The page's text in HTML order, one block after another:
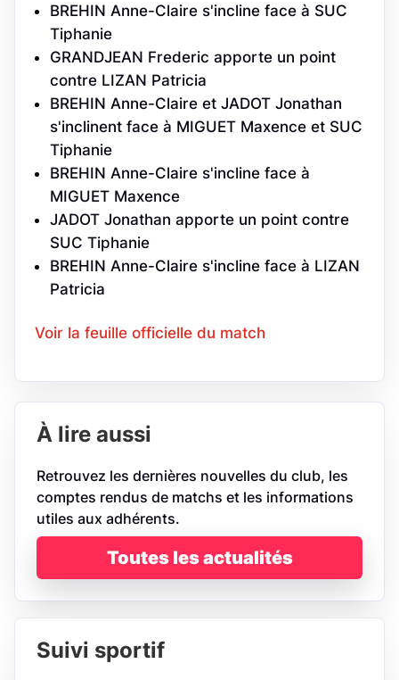
BREHIN Anne-Claire s'incline face à SUC
Tiphanie
GRANDJEAN Frederic apporte un point
contre LIZAN Patricia
BREHIN Anne-Claire et JADOT Jonathan
s'inclinent face à MIGUET Maxence et SUC
Tiphanie
BREHIN Anne-Claire s'incline face à
MIGUET Maxence
JADOT Jonathan apporte un point contre
SUC Tiphanie
BREHIN Anne-Claire s'incline face à LIZAN
Patricia
Voir la feuille officielle du match
À lire aussi
Retrouvez les dernières nouvelles du club, les
comptes rendus de matchs et les informations
utiles aux adhérents.
Toutes les actualités
Suivi sportif